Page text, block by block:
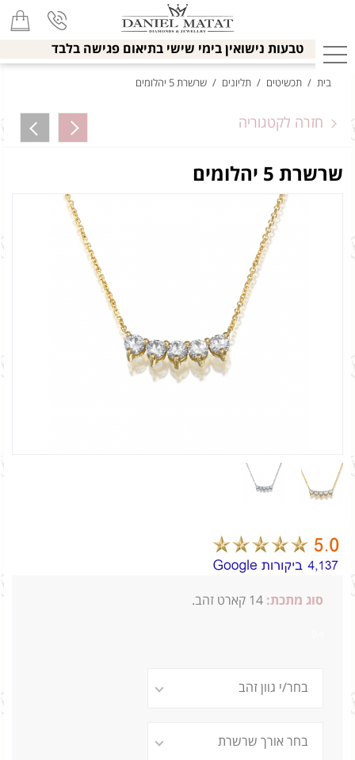
טבעות נישואין בימי שישי בתיאום פגישה בלבד
בית / תכשיטים / תליונים / שרשרת 5 יהלומים
חזרה לקטגוריה
שרשרת 5 יהלומים
סוג מתכת: 14 קארט זהב.